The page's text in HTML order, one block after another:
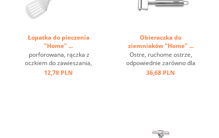
Łopatka do pieczenia
"Home" ...
porforowana, rączka z
oczkiem do zawieszania,
stal nierdzewna ...
12,78 PLN
Obieraczka do
ziemniaków "Home" ...
Ostre, ruchome ostrze,
odpowiednie zarówno dla
praworęcznych, jak i
36,68 PLN